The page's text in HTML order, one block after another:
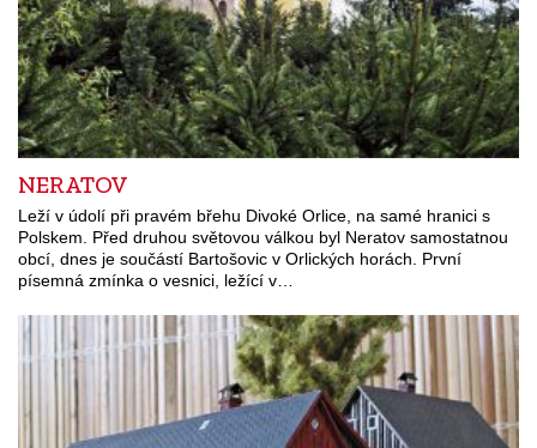
NERATOV
Leží v údolí při pravém břehu Divoké Orlice, na samé hranici s
Polskem. Před druhou světovou válkou byl Neratov samostatnou
obcí, dnes je součástí Bartošovic v Orlických horách. První
písemná zmínka o vesnici, ležící v…